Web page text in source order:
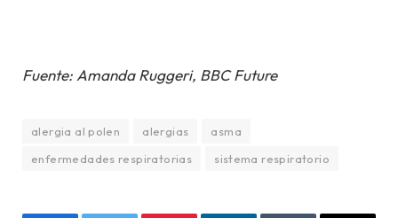
Fuente: Amanda Ruggeri, BBC Future
alergia al polen alergias
asma
enfermedades respiratorias
sistema respiratorio